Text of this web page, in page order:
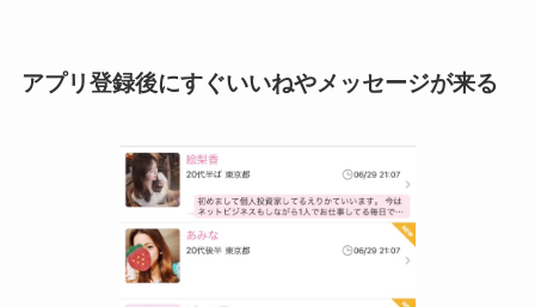
アプリ登録後にすぐいいねやメッセージが来る